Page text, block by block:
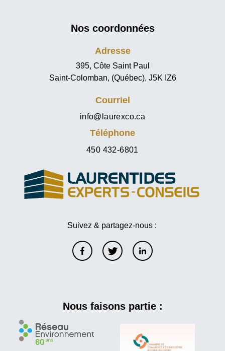
Nos coordonnées
Adresse
395, Côte Saint Paul
Saint-Colomban, (Québec), J5K IZ6
Courriel
info@laurexco.ca
Téléphone
450 432-6801
Suivez & partagez-nous :
Nous faisons partie :